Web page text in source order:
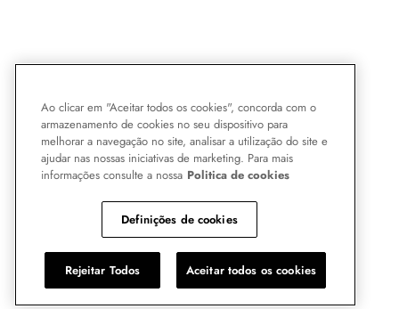
Ao clicar em "Aceitar todos os cookies", concorda com o
armazenamento de cookies no seu dispositivo para
melhorar a navegação no site, analisar a utilização do site e
ajudar nas nossas iniciativas de marketing. Para mais
informações consulte a nossa Politica de cookies
Definições de cookies
Rejeitar Todos Aceitar todos os cookies